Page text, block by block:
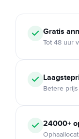
Gratis
Tot 48 uur
Betere
24000+